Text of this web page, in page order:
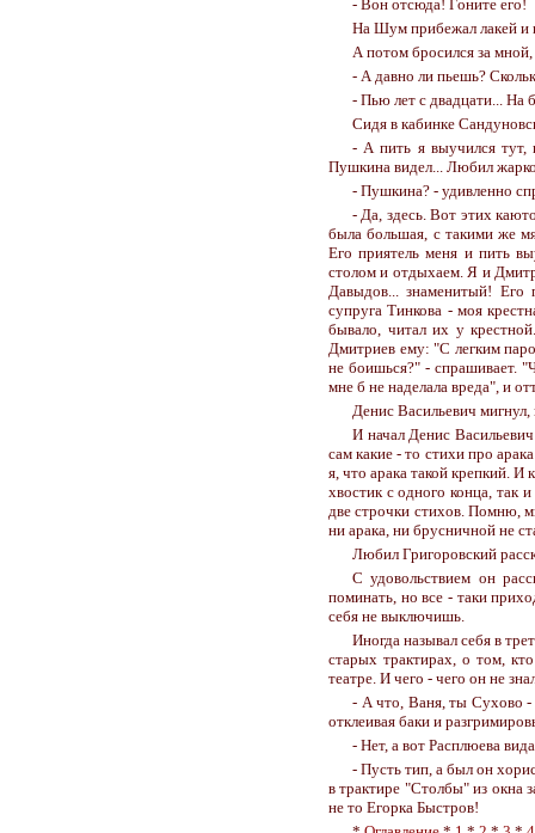
- Вон отсюда! Гоните его!
На Шум прибежал лакей и
А потом бросился за
- А давно ли пьешь?
- Пью лет с двадцати... На
Сидя в кабинке
- А пить я выучился тут,
Пушкина видел... Любил
- Пушкина? - удивленно
- Да, здесь. Вот этих
была большая, с такими же
Его приятель меня и пить
столом и отдыхаем. Я и
Давыдов... знаменитый! Его
супруга Тинкова - моя
бывало, читал их у
Дмитриев ему: "С легким
не боишься?" - спрашивает.
мне б не наделала вреда", и
Денис Васильевич
И начал Денис
сам какие - то стихи про
я, что арака такой крепкий.
хвостик с одного конца, так
две строчки стихов. Помню,
ни арака, ни брусничной не
Любил Григоровский
С удовольствием он
поминать, но все - таки
себя не выключишь.
Иногда называл себя в
старых трактирах, о том,
театре. И чего - чего он не
- А что, Ваня, ты Сухово -
отклеивая баки и
- Нет, а вот Расплюева
- Пусть тип, а был он
в трактире "Столбы" из окна
не то Егорка Быстров!